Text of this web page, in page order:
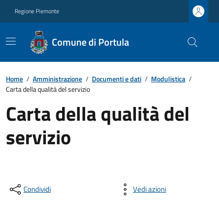
Regione Piemonte
Comune di Portula
Home / Amministrazione / Documenti e dati / Modulistica /
Carta della qualità del servizio
Carta della qualità del
servizio
Condividi Vedi azioni